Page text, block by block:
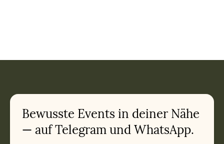
Bewusste Events in deiner Nähe
— auf Telegram und WhatsApp.